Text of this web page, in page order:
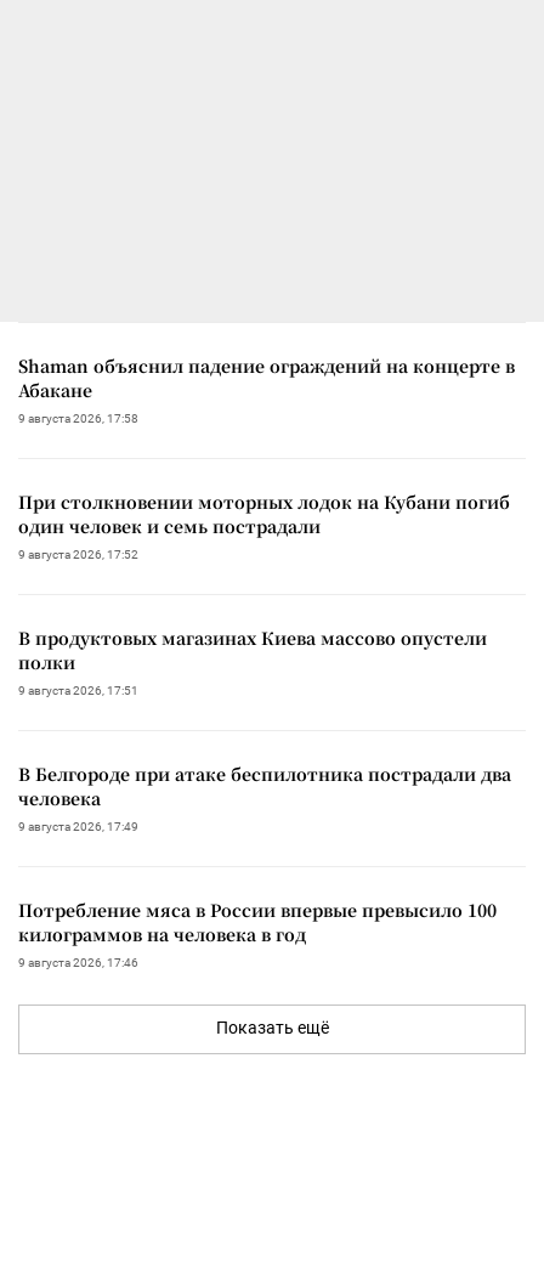
Shaman объяснил падение ограждений на концерте в
Абакане
9 августа 2026, 17:58
При столкновении моторных лодок на Кубани погиб
один человек и семь пострадали
9 августа 2026, 17:52
В продуктовых магазинах Киева массово опустели
полки
9 августа 2026, 17:51
В Белгороде при атаке беспилотника пострадали два
человека
9 августа 2026, 17:49
Потребление мяса в России впервые превысило 100
килограммов на человека в год
9 августа 2026, 17:46
Показать ещё